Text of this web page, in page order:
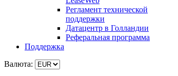
Регламент технической
поддержки
Датацентр в Голландии
Реферальная программа
Поддержка
Валюта: